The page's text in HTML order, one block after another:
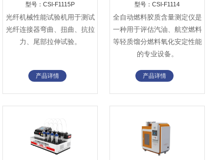
型号：CSI-F1115P
光纤机械性能试验机用于测试
光纤连接器弯曲、扭曲、抗拉
力、尾部拉伸试验。
产品详情
型号：CSI-F1114
全自动燃料胶质含量测定仪是
一种用于评估汽油、航空燃料
等轻质馏分燃料氧化安定性能
的专业设备。
产品详情